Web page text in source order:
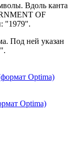
Вдоль канта
OF
"1979".
Под ней указан
Optima)